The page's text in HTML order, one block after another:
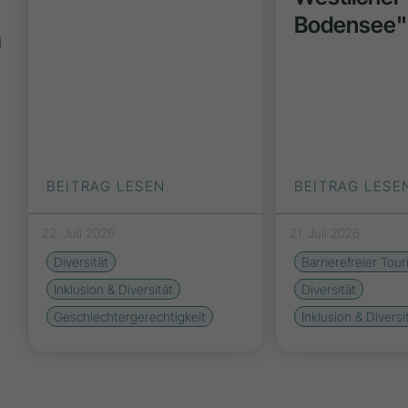
BEITRAG LESEN
22. Juli 2026
Diversität
Inklusion & Diversität
Geschlechtergerechtigkeit
Bodensee"
BEITRAG
21. Juli 2026
Barrierefreier
Diversität
Inklusion &